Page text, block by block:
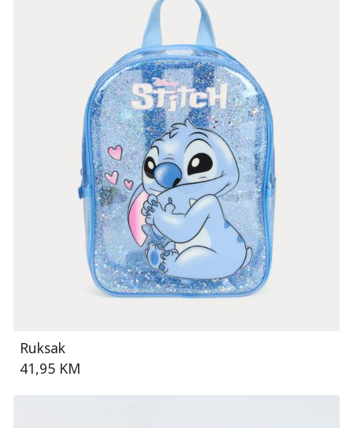
Ruksak
41,95 KM